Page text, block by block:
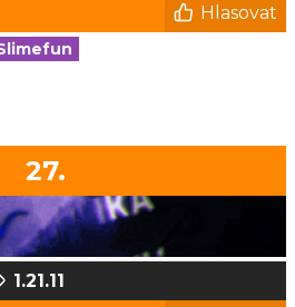
Hlasovat
27.
1.21.11